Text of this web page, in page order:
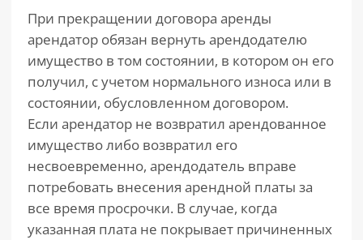
При прекращении договора аренды
арендатор обязан вернуть арендодателю
имущество в том состоянии, в котором он его
получил, с учетом нормального износа или в
состоянии, обусловленном договором.
Если арендатор не возвратил арендованное
имущество либо возвратил его
несвоевременно, арендодатель вправе
потребовать внесения арендной платы за
все время просрочки. В случае, когда
указанная плата не покрывает причиненных